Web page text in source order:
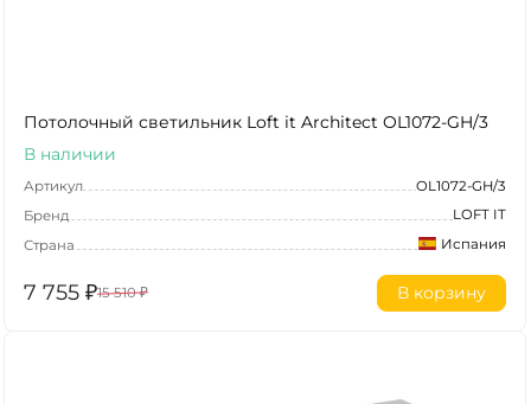
Потолочный светильник Loft it Architect OL1072-GH/3
В наличии
Артикул
OL1072-GH/3
Бренд
LOFT IT
Страна
Испания
7 755 ₽15 510 ₽ В корзину